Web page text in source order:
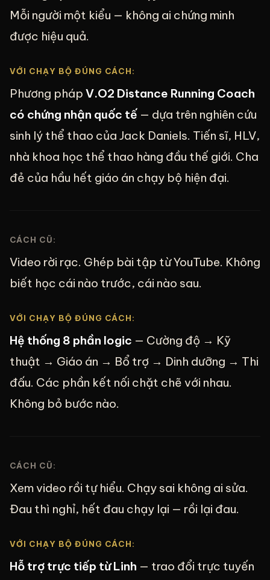
Mỗi người một kiểu — không ai chứng minh
được hiệu quả.
VỚI CHẠY BỘ ĐÚNG CÁCH:
Phương pháp V.O2 Distance Running Coach
có chứng nhận quốc tế — dựa trên nghiên cứu
sinh lý thể thao của Jack Daniels. Tiến sĩ, HLV,
nhà khoa học thể thao hàng đầu thế giới. Cha
đẻ của hầu hết giáo án chạy bộ hiện đại.
CÁCH CŨ:
Video rời rạc. Ghép bài tập từ YouTube. Không
biết học cái nào trước, cái nào sau.
VỚI CHẠY BỘ ĐÚNG CÁCH:
Hệ thống 8 phần logic — Cường độ → Kỹ
thuật → Giáo án → Bổ trợ → Dinh dưỡng → Thi
đấu. Các phần kết nối chặt chẽ với nhau.
Không bỏ bước nào.
CÁCH CŨ:
Xem video rồi tự hiểu. Chạy sai không ai sửa.
Đau thì nghỉ, hết đau chạy lại — rồi lại đau.
VỚI CHẠY BỘ ĐÚNG CÁCH:
Hỗ trợ trực tiếp từ Linh — trao đổi trực tuyến